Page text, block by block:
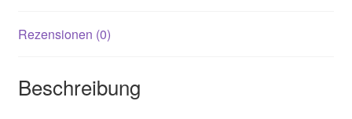
Rezensionen (0)
Beschreibung